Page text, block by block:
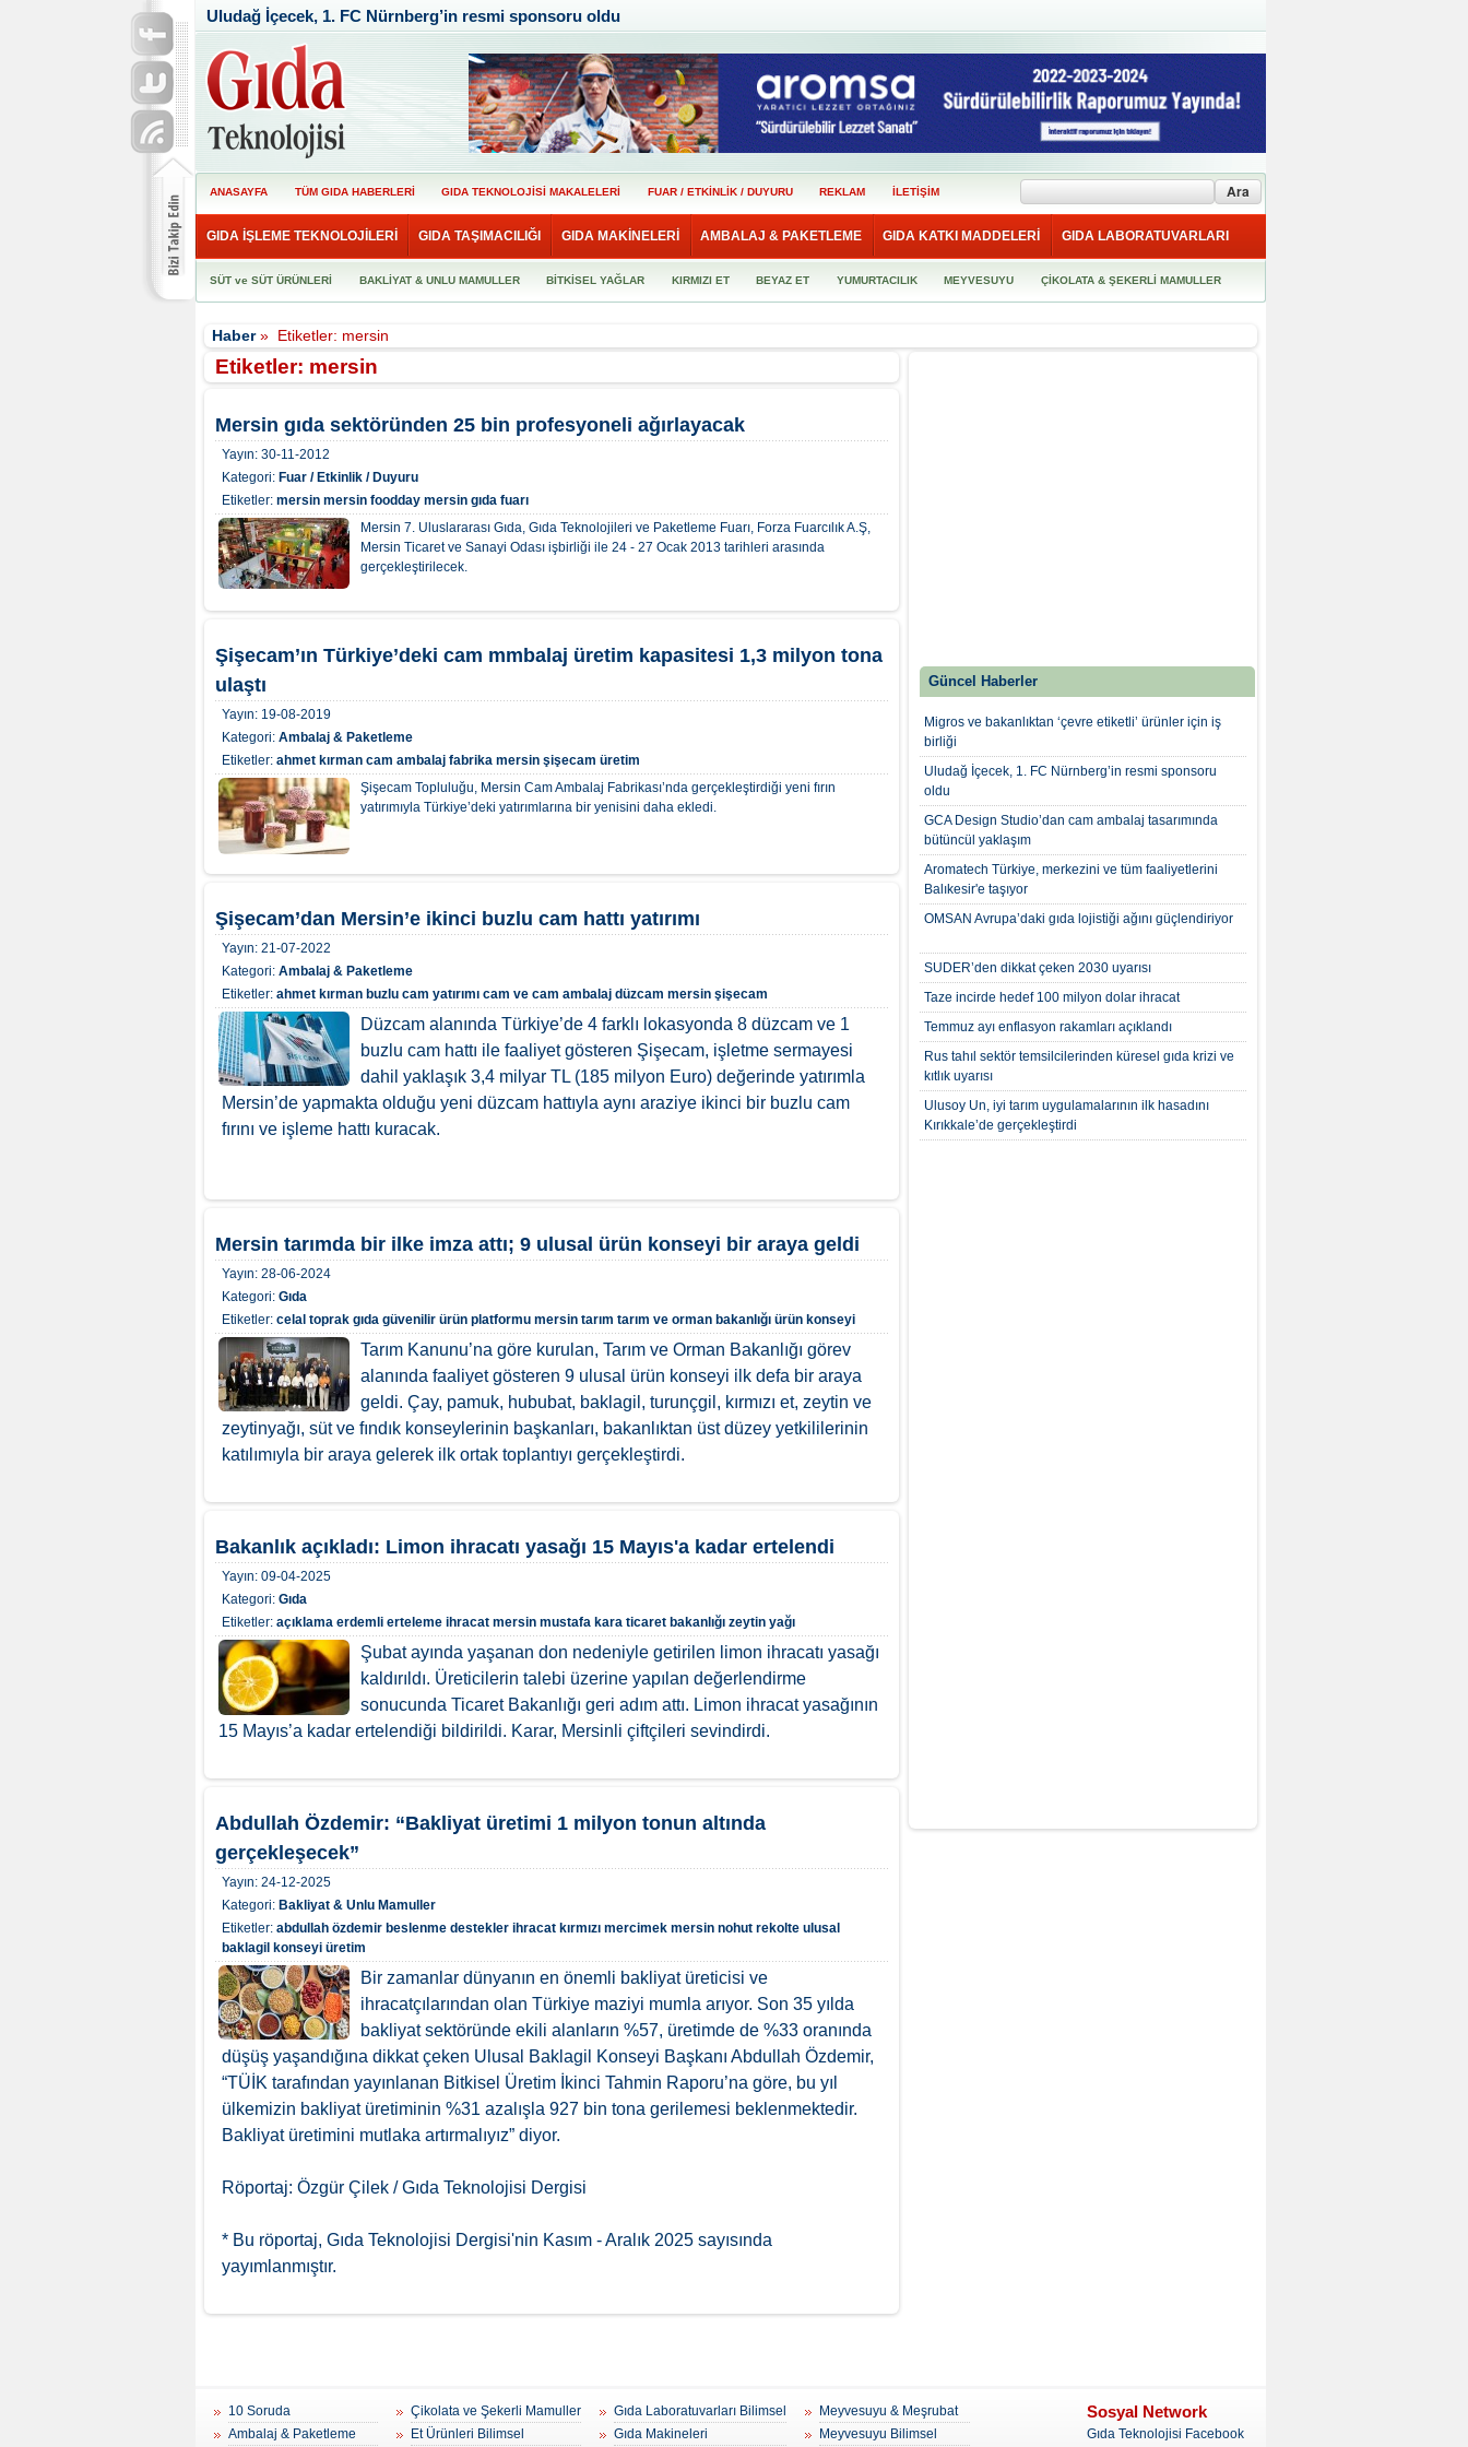
Uludağ İçecek, 1. FC Nürnberg’in resmi sponsoru oldu
ANASAYFA TÜM GIDA HABERLERİ GIDA TEKNOLOJİSİ MAKALELERİ FUAR / ETKİNLİK / DUYURU REKLAM İLETİŞİM
GIDA İŞLEME TEKNOLOJİLERİ GIDA TAŞIMACILIĞI GIDA MAKİNELERİ AMBALAJ & PAKETLEME GIDA KATKI MADDELERİ GIDA LABORATUVARLARI
SÜT ve SÜT ÜRÜNLERİ BAKLİYAT & UNLU MAMULLER BİTKİSEL YAĞLAR KIRMIZI ET BEYAZ ET YUMURTACILIK MEYVESUYU ÇİKOLATA & ŞEKERLİ MAMULLER
Haber» Etiketler: mersin
Güncel Haberler
Migros ve bakanlıktan ‘çevre etiketli’ ürünler için iş
birliği
Uludağ İçecek, 1. FC Nürnberg’in resmi sponsoru
oldu
GCA Design Studio’dan cam ambalaj tasarımında
bütüncül yaklaşım
Aromatech Türkiye, merkezini ve tüm faaliyetlerini
Balıkesir'e taşıyor
OMSAN Avrupa’daki gıda lojistiği ağını güçlendiriyor
SUDER’den dikkat çeken 2030 uyarısı
Taze incirde hedef 100 milyon dolar ihracat
Temmuz ayı enflasyon rakamları açıklandı
Rus tahıl sektör temsilcilerinden küresel gıda krizi ve
kıtlık uyarısı
Ulusoy Un, iyi tarım uygulamalarının ilk hasadını
Kırıkkale’de gerçekleştirdi
Etiketler: mersin
Mersin gıda sektöründen 25 bin profesyoneli ağırlayacak
Yayın: 30-11-2012
Kategori: Fuar / Etkinlik / Duyuru
Etiketler: mersin mersin foodday mersin gıda fuarı
Mersin 7. Uluslararası Gıda, Gıda Teknolojileri ve Paketleme Fuarı, Forza Fuarcılık A.Ş,
Mersin Ticaret ve Sanayi Odası işbirliği ile 24 - 27 Ocak 2013 tarihleri arasında
gerçekleştirilecek.
Şişecam’ın Türkiye’deki cam mmbalaj üretim kapasitesi 1,3 milyon tona
ulaştı
Yayın: 19-08-2019
Kategori: Ambalaj & Paketleme
Etiketler: ahmet kırman cam ambalaj fabrika mersin şişecam üretim
Şişecam Topluluğu, Mersin Cam Ambalaj Fabrikası’nda gerçekleştirdiği yeni fırın
yatırımıyla Türkiye’deki yatırımlarına bir yenisini daha ekledi.
Şişecam’dan Mersin’e ikinci buzlu cam hattı yatırımı
Yayın: 21-07-2022
Kategori: Ambalaj & Paketleme
Etiketler: ahmet kırman buzlu cam yatırımı cam ve cam ambalaj düzcam mersin şişecam
Düzcam alanında Türkiye’de 4 farklı lokasyonda 8 düzcam ve 1
buzlu cam hattı ile faaliyet gösteren Şişecam, işletme sermayesi
dahil yaklaşık 3,4 milyar TL (185 milyon Euro) değerinde yatırımla
Mersin’de yapmakta olduğu yeni düzcam hattıyla aynı araziye ikinci bir buzlu cam
fırını ve işleme hattı kuracak.
Mersin tarımda bir ilke imza attı; 9 ulusal ürün konseyi bir araya geldi
Yayın: 28-06-2024
Kategori: Gıda
Etiketler: celal toprak gıda güvenilir ürün platformu mersin tarım tarım ve orman bakanlığı ürün konseyi
Tarım Kanunu’na göre kurulan, Tarım ve Orman Bakanlığı görev
alanında faaliyet gösteren 9 ulusal ürün konseyi ilk defa bir araya
geldi. Çay, pamuk, hububat, baklagil, turunçgil, kırmızı et, zeytin ve
zeytinyağı, süt ve fındık konseylerinin başkanları, bakanlıktan üst düzey yetkililerinin
katılımıyla bir araya gelerek ilk ortak toplantıyı gerçekleştirdi.
Bakanlık açıkladı: Limon ihracatı yasağı 15 Mayıs'a kadar ertelendi
Yayın: 09-04-2025
Kategori: Gıda
Etiketler: açıklama erdemli erteleme ihracat mersin mustafa kara ticaret bakanlığı zeytin yağı
Şubat ayında yaşanan don nedeniyle getirilen limon ihracatı yasağı
kaldırıldı. Üreticilerin talebi üzerine yapılan değerlendirme
sonucunda Ticaret Bakanlığı geri adım attı. Limon ihracat yasağının
15 Mayıs’a kadar ertelendiği bildirildi. Karar, Mersinli çiftçileri sevindirdi.
Abdullah Özdemir: “Bakliyat üretimi 1 milyon tonun altında
gerçekleşecek”
Yayın: 24-12-2025
Kategori: Bakliyat & Unlu Mamuller
Etiketler: abdullah özdemir beslenme destekler ihracat kırmızı mercimek mersin nohut rekolte ulusal
baklagil konseyi üretim
Bir zamanlar dünyanın en önemli bakliyat üreticisi ve
ihracatçılarından olan Türkiye maziyi mumla arıyor. Son 35 yılda
bakliyat sektöründe ekili alanların %57, üretimde de %33 oranında
düşüş yaşandığına dikkat çeken Ulusal Baklagil Konseyi Başkanı Abdullah Özdemir,
“TÜİK tarafından yayınlanan Bitkisel Üretim İkinci Tahmin Raporu’na göre, bu yıl
ülkemizin bakliyat üretiminin %31 azalışla 927 bin tona gerilemesi beklenmektedir.
Bakliyat üretimini mutlaka artırmalıyız” diyor.
Röportaj: Özgür Çilek / Gıda Teknolojisi Dergisi
* Bu röportaj, Gıda Teknolojisi Dergisi'nin Kasım - Aralık 2025 sayısında
yayımlanmıştır.
10 Soruda
Ambalaj & Paketleme
Çikolata ve Şekerli Mamuller
Et Ürünleri Bilimsel
Gıda Laboratuvarları Bilimsel
Gıda Makineleri
Meyvesuyu & Meşrubat
Meyvesuyu Bilimsel
Sosyal Network
Gıda Teknolojisi Facebook